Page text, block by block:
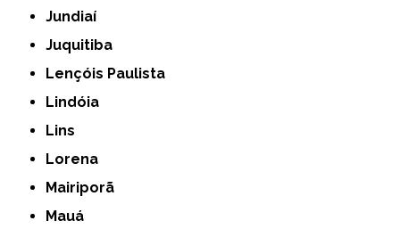
Jundiaí
Juquitiba
Lençóis Paulista
Lindóia
Lins
Lorena
Mairiporã
Mauá